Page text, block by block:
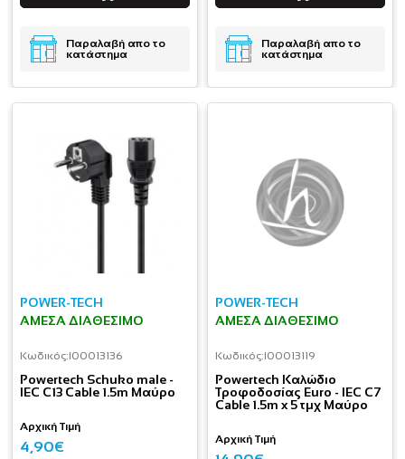
Παραλαβή απο το
κατάστημα
Παραλαβή απο το
κατάστημα
POWER-TECH
ΆΜΕΣΑ ΔΙΑΘΈΣΙΜΟ
Κωδικός:I00013136
Powertech Schuko male -
IEC C13 Cable 1.5m Μαύρο
Αρχική Τιμή
4,90€
POWER-TECH
ΆΜΕΣΑ ΔΙΑΘΈΣΙΜΟ
Κωδικός:I00013119
Powertech Καλώδιο
Τροφοδοσίας Euro - IEC C7
Cable 1.5m x 5 τμχ Μαύρο
Αρχική Τιμή